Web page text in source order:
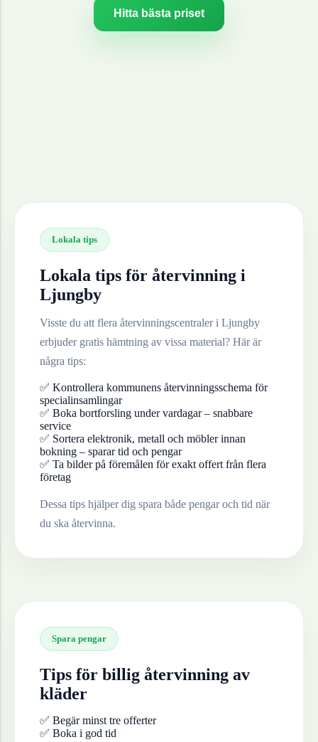
Hitta bästa priset
Lokala tips
Lokala tips för återvinning i
Ljungby
Visste du att flera återvinningscentraler i Ljungby
erbjuder gratis hämtning av vissa material? Här är
några tips:
✅ Kontrollera kommunens återvinningsschema för
specialinsamlingar
✅ Boka bortforsling under vardagar – snabbare
service
✅ Sortera elektronik, metall och möbler innan
bokning – sparar tid och pengar
✅ Ta bilder på föremålen för exakt offert från flera
företag
Dessa tips hjälper dig spara både pengar och tid när
du ska återvinna.
Spara pengar
Tips för billig återvinning av
kläder
✅ Begär minst tre offerter
✅ Boka i god tid